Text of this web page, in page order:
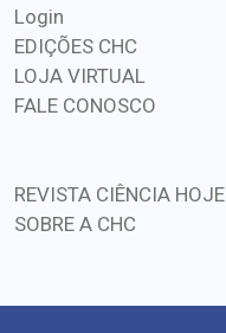
Login
EDIÇÕES CHC
LOJA VIRTUAL
FALE CONOSCO
REVISTA CIÊNCIA HOJE
SOBRE A CHC